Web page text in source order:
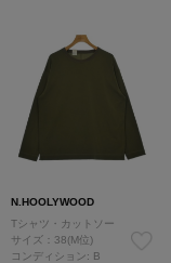
N.HOOLYWOOD
Tシャツ・カットソー
サイズ：38(M位)
コンディション: B